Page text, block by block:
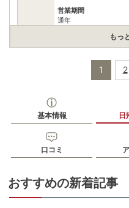
営業期間
通年
り前後することがあり
塩化物泉、硫酸塩泉
熊本県阿蘇郡南小国町
車
公共交通機関
JR豊肥本線阿蘇駅から
もっ
1 2
基本情報 日
口コミ
おすすめの新着記事